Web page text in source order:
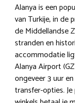
Alanya is een
van Turkije, in de
de Middellandse
stranden en
accommodatie
Alanya Airport
ongeveer 3 uur
transfer-opties.